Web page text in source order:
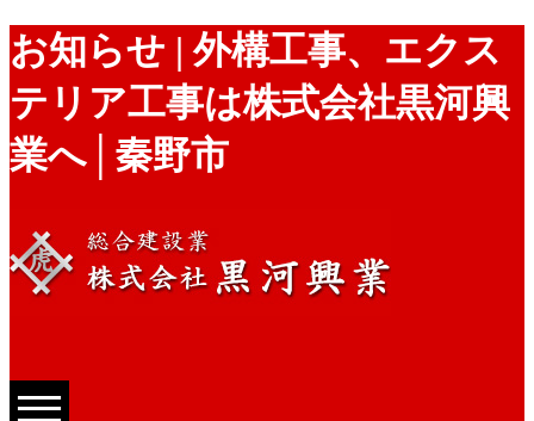
お知らせ | 外構工事、エクス
テリア工事は株式会社黒河興
業へ│秦野市